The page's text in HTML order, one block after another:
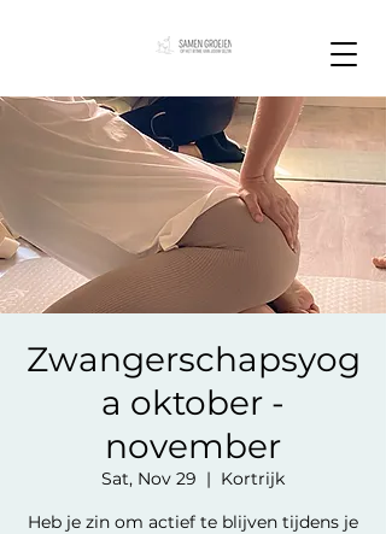
Zwangerschapsyog
a oktober -
november
Sat, Nov 29
  |
Kortrijk
Heb je zin om actief te blijven tijdens je